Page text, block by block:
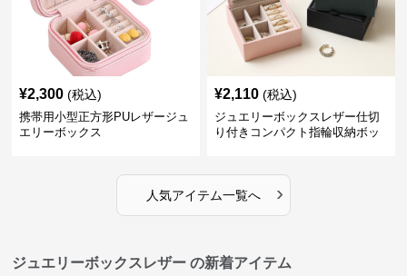
¥2,300 (税込)
携帯用小型正方形PUレザージュ
エリーボックス
¥2,110 (税込)
ジュエリーボックスレザー仕切
り付きコンパクト指輪収納ボッ
人気アイテム一覧へ ›
ジュエリーボックスレザー の新着アイテム